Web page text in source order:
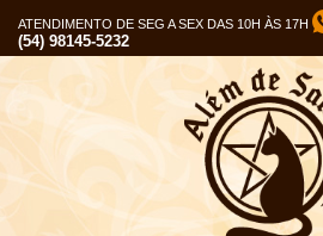
ATENDIMENTO DE SEG A SEX DAS 10H ÀS 17H
(54) 98145-5232